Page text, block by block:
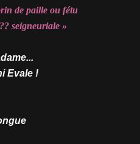
de paille ou fétu
seigneuriale »
Evale !